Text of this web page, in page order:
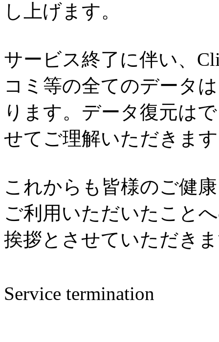
し上げます。
サービス終了に伴い、
コミ等の全てのデータ
ります。データ復元は
せてご理解いただきま
これからも皆様のご健
ご利用いただいたこと
挨拶とさせていただき
Service termination